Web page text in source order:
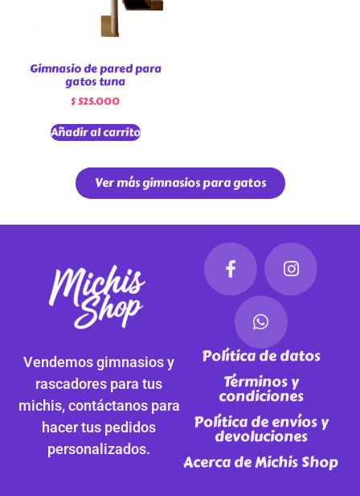
Gimnasio de pared para
gatos tuna
$525.000
Añadir al carrito
Ver más gimnasios para gatos
Vendemos gimnasios y
rascadores para tus
michis, contáctanos para
hacer tus pedidos
personalizados.
Política de datos
Términos y
condiciones
Política de envíos y
devoluciones
Acerca de Michis Shop